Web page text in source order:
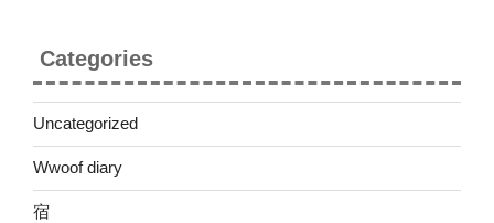
Categories
Uncategorized
Wwoof diary
宿